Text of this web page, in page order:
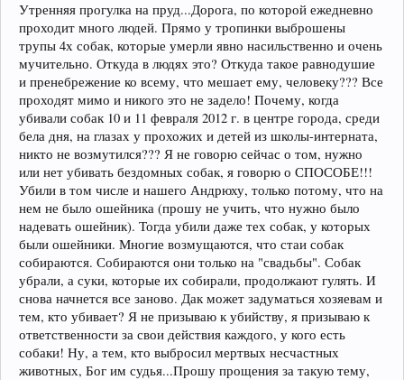
Утренняя прогулка на пруд...Дорога, по которой ежедневно
проходит много людей. Прямо у тропинки выброшены
трупы 4х собак, которые умерли явно насильственно и очень
мучительно. Откуда в людях это? Откуда такое равнодушие
и пренебрежение ко всему, что мешает ему, человеку??? Все
проходят мимо и никого это не задело! Почему, когда
убивали собак 10 и 11 февраля 2012 г. в центре города, среди
бела дня, на глазах у прохожих и детей из школы-интерната,
никто не возмутился??? Я не говорю сейчас о том, нужно
или нет убивать бездомных собак, я говорю о СПОСОБЕ!!!
Убили в том числе и нашего Андрюху, только потому, что на
нем не было ошейника (прошу не учить, что нужно было
надевать ошейник). Тогда убили даже тех собак, у которых
были ошейники. Многие возмущаются, что стаи собак
собираются. Собираются они только на "свадьбы". Собак
убрали, а суки, которые их собирали, продолжают гулять. И
снова начнется все заново. Дак может задуматься хозяевам и
тем, кто убивает? Я не призываю к убийству, я призываю к
ответственности за свои действия каждого, у кого есть
собаки! Ну, а тем, кто выбросил мертвых несчастных
животных, Бог им судья...Прошу прощения за такую тему,